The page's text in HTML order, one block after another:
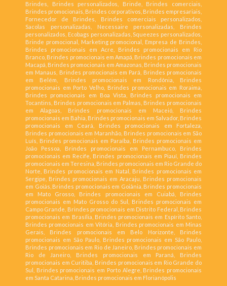
Brindes, Brindes personalizados, Brinde, Brindes comerciais,
Brindes promocionais, Brindes corporativos, Brindes empresariais,
Fornecedor de Brindes, Brindes comerciais personalizados,
Sacolas personalizadas, Necessaire personalizadas, Brindes
personalizados, Ecobags personalizadas, Squeezes personalizados,
Brinde promocional, Marketing promocional, Empresa de Brindes,
Brindes promocionais em Acre, Brindes promocionais em Rio
Branco, Brindes promocionais em Amapá, Brindes promocionais em
Macapá, Brindes promocionais em Amazonas, Brindes promocionais
em Manaus, Brindes promocionais em Pará, Brindes promocionais
em Belém, Brindes promocionais em Rondônia, Brindes
promocionais em Porto Velho, Brindes promocionais em Roraima,
Brindes promocionais em Boa Vista, Brindes promocionais em
Tocantins, Brindes promocionais em Palmas, Brindes promocionais
em Alagoas, Brindes promocionais em Maceió, Brindes
promocionais em Bahia, Brindes promocionais em Salvador, Brindes
promocionais em Ceará, Brindes promocionais em Fortaleza,
Brindes promocionais em Maranhão, Brindes promocionais em São
Luís, Brindes promocionais em Paraíba, Brindes promocionais em
João Pessoa, Brindes promocionais em Pernambuco, Brindes
promocionais em Recife, Brindes promocionais em Piauí, Brindes
promocionais em Teresina, Brindes promocionais em Rio Grande do
Norte, Brindes promocionais em Natal, Brindes promocionais em
Sergipe, Brindes promocionais em Aracaju, Brindes promocionais
em Goiás, Brindes promocionais em Goiânia, Brindes promocionais
em Mato Grosso, Brindes promocionais em Cuiabá, Brindes
promocionais em Mato Grosso do Sul, Brindes promocionais em
Campo Grande, Brindes promocionais em Distrito Federal, Brindes
promocionais em Brasília, Brindes promocionais em Espírito Santo,
Brindes promocionais em Vitória, Brindes promocionais em Minas
Gerais, Brindes promocionais em Belo Horizonte, Brindes
promocionais em São Paulo, Brindes promocionais em São Paulo,
Brindes promocionais em Rio de Janeiro, Brindes promocionais em
Rio de Janeiro, Brindes promocionais em Paraná, Brindes
promocionais em Curitiba, Brindes promocionais em Rio Grande do
Sul, Brindes promocionais em Porto Alegre, Brindes promocionais
em Santa Catarina, Brindes promocionais em Florianópolis